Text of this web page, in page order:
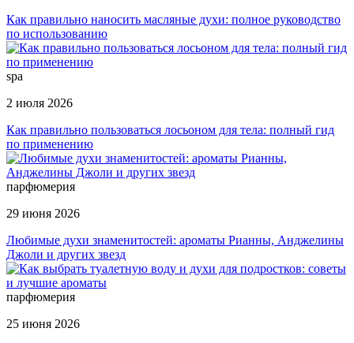
Как правильно наносить масляные духи: полное руководство
по использованию
spa
2 июля 2026
Как правильно пользоваться лосьоном для тела: полный гид
по применению
парфюмерия
29 июня 2026
Любимые духи знаменитостей: ароматы Рианны, Анджелины
Джоли и других звезд
парфюмерия
25 июня 2026